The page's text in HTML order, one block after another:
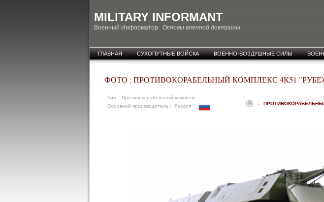
MILITARY INFORMANT
Военный Информатор. Основы военной доктрины
ГЛАВНАЯ СУХОПУТНЫЕ ВОЙСКА ВОЕННО-ВОЗДУШНЫЕ СИЛЫ
ФОТО : ПРОТИВОКОРАБЕЛЬНЫЙ КОМПЛЕКС 4К51
Тип : Противокорабельный комплекс
Основной производитель : Россия